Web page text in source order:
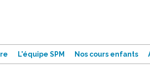
L'équipe SPM Nos cours enfants